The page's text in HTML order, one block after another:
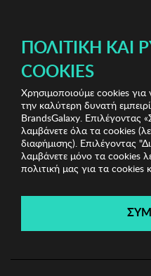
Bags & Wallets Shop
Πορτοφόλι Garbalia
Bags &
Λήγει σε: 00ημέρες | 00
ΠΟΛΙΤΙΚΉ ΚΑΙ
COOKIES
Χρησιμοποιούμε cookies
την καλύτερη δυνατή
BrandsGalaxy. Επιλέγοντας
λαμβάνετε όλα τα cookies
διαφήμισης). Επιλέγοντας
λαμβάνετε μόνο τα cookies
πολιτική μας για τα cookies